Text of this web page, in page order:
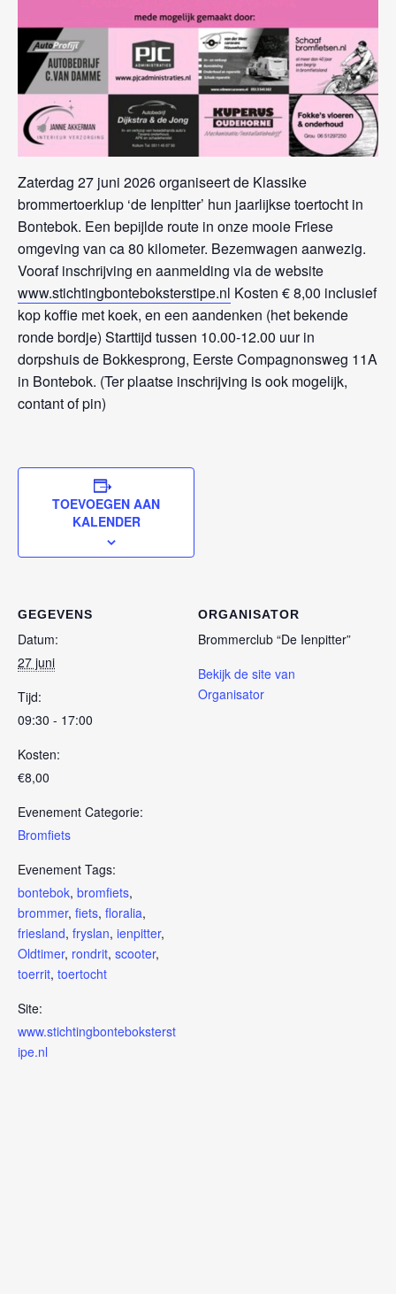
Zaterdag 27 juni 2026 organiseert de Klassike
brommertoerklup ‘de Ienpitter’ hun jaarlijkse toertocht in
Bontebok. Een bepijlde route in onze mooie Friese
omgeving van ca 80 kilometer. Bezemwagen aanwezig.
Vooraf inschrijving en aanmelding via de website
www.stichtingbonteboksterstipe.nl Kosten € 8,00 inclusief
kop koffie met koek, en een aandenken (het bekende
ronde bordje) Starttijd tussen 10.00-12.00 uur in
dorpshuis de Bokkesprong, Eerste Compagnonsweg 11A
in Bontebok. (Ter plaatse inschrijving is ook mogelijk,
contant of pin)
TOEVOEGEN AAN
KALENDER
GEGEVENS
Datum:
27 juni
Tijd:
09:30 - 17:00
Kosten:
€8,00
Evenement Categorie:
Bromfiets
Evenement Tags:
bontebok, bromfiets,
brommer, fiets, floralia,
friesland, fryslan, ienpitter,
Oldtimer, rondrit, scooter,
toerrit, toertocht
Site:
www.stichtingbonteboksterst
ipe.nl
ORGANISATOR
Brommerclub “De Ienpitter”
Bekijk de site van
Organisator